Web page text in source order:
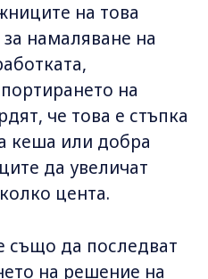
на това
намаляване на
на
че това е стъпка
кеша или добра
да увеличат
цента.
да последват
на решение на